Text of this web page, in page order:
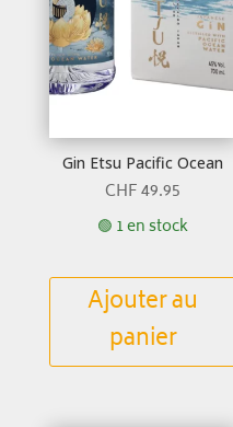
Gin Etsu Pacific Ocean
CHF49.95
🟢 1 en stock
Ajouter au
panier